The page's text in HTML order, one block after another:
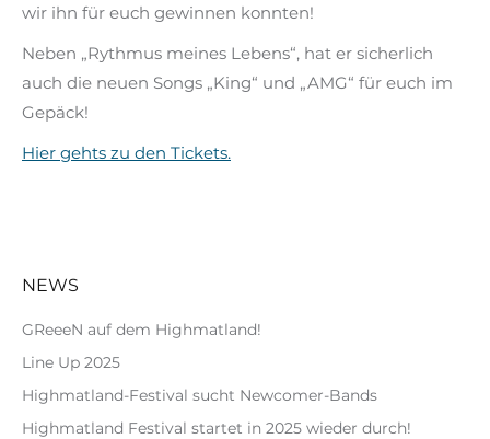
wir ihn für euch gewinnen konnten!
Neben „Rythmus meines Lebens“, hat er sicherlich
auch die neuen Songs „King“ und „AMG“ für euch im
Gepäck!
Hier gehts zu den Tickets.
NEWS
GReeeN auf dem Highmatland!
Line Up 2025
Highmatland-Festival sucht Newcomer-Bands
Highmatland Festival startet in 2025 wieder durch!